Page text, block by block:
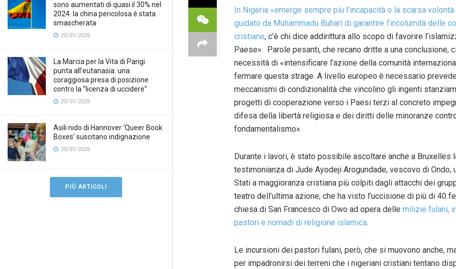
sono aumentati di quasi il 30% nel
2024: la china pericolosa è stata
smascherata
20/01/2026
La Marcia per la Vita di Parigi
punta all’eutanasia: una
coraggiosa presa di posizione
contro la “licenza di uccidere”
20/01/2026
Asili nido di Hannover ‘Queer Book
Boxes’ suscitano indignazione
20/01/2026
PIÙ ARTICOLI
In Nigeria «emerge sempre più l’incapacità o la scarsa
guidato da Muhammadu Buhari di garantire l’incolumità delle
cristiane, c’è chi dice addirittura allo scopo di favorire
Paese». Parole pesanti, che recano dritte a una conclusione,
necessità di «intensificare l’azione della comunità
fermare questa strage. A livello europeo è necessario
meccanismi di condizionalità che vincolino gli ingenti
progetti di cooperazione verso i Paesi terzi al concreto
difesa della libertà religiosa e dei diritti delle minoranze
fondamentalismo».
Durante i lavori, è stato possibile ascoltare anche a Bruxelles
testimonianza di Jude Ayodeji Arogundade, vescovo di Ondo,
Stati a maggioranza cristiana più colpiti dagli attacchi dei
teatro dell’ultima azione, che ha visto l’uccisione di più di 40
chiesa di San Francesco di Owo ad opera delle milizie fulani,
pastori e nomadi di religione islamica.
Le incursioni dei pastori fulani, però, che si muovono anche,
per impadronirsi dei terreni che i nigeriani cristiani tentano